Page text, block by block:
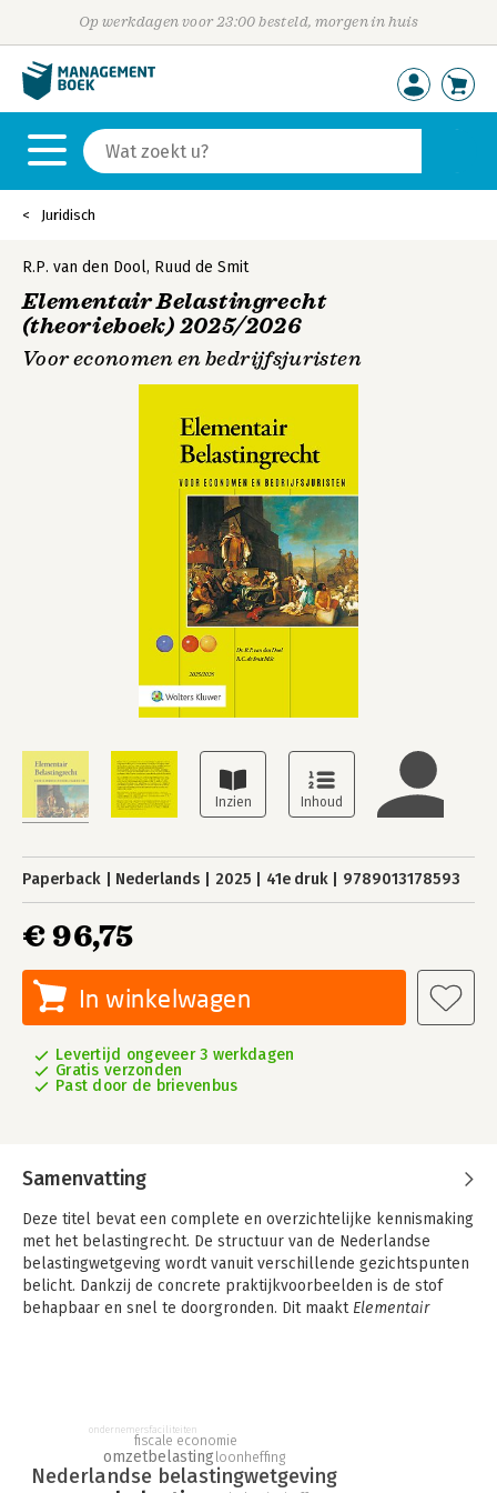
Op werkdagen voor 23:00 besteld, morgen in huis
Juridisch
R.P. van den Dool, Ruud de Smit
Elementair Belastingrecht
(theorieboek) 2025/2026
Voor economen en bedrijfsjuristen
Paperback Nederlands 2025 41e druk 9789013178593
€ 96,75
In winkelwagen
Levertijd ongeveer 3 werkdagen
Gratis verzonden
Past door de brievenbus
Samenvatting
Deze titel bevat een complete en overzichtelijke kennismaking
met het belastingrecht. De structuur van de Nederlandse
belastingwetgeving wordt vanuit verschillende gezichtspunten
belicht. Dankzij de concrete praktijkvoorbeelden is de stof
behapbaar en snel te doorgronden. Dit maakt Elementair
in het belastingrecht is soms dan ook een flinke uitdaging.
Elementair Belastingrecht 2025/2026
bevat een complete en toegankelijke inleiding van het
Nederlandse belastingwetgeving
omzetbelasting
fiscale economie
loonheffing
ondernemersfaciliteiten